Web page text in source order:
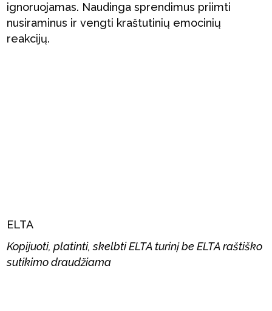
ignoruojamas. Naudinga sprendimus priimti
nusiraminus ir vengti kraštutinių emocinių
reakcijų.
ELTA
Kopijuoti, platinti, skelbti ELTA turinį be ELTA raštiško
sutikimo draudžiama